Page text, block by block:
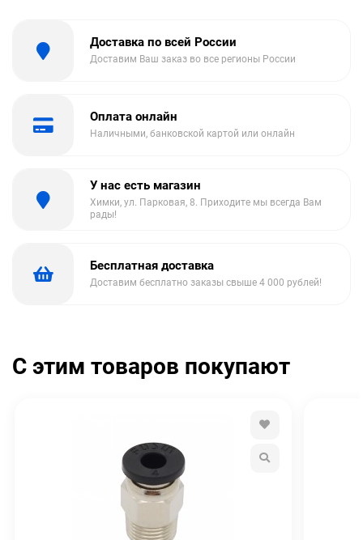
Доставка по всей России
Доставим Ваш заказ во все регионы России
Оплата онлайн
Наличными, банковской картой или онлайн
У нас есть магазин
Химки, ул. Парковая, 8. Приходите мы всегда Вам
рады!
Бесплатная доставка
Доставим бесплатно заказы свыше 4 000 рублей!
С этим товаров покупают